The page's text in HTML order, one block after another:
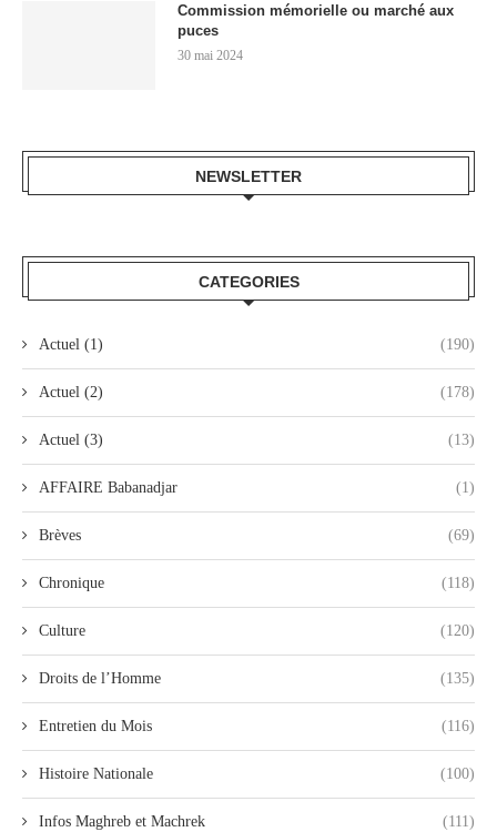
Commission mémorielle ou marché aux
puces
30 mai 2024
NEWSLETTER
CATEGORIES
Actuel (1) (190)
Actuel (2) (178)
Actuel (3) (13)
AFFAIRE Babanadjar (1)
Brèves (69)
Chronique (118)
Culture (120)
Droits de l’Homme (135)
Entretien du Mois (116)
Histoire Nationale (100)
Infos Maghreb et Machrek (111)